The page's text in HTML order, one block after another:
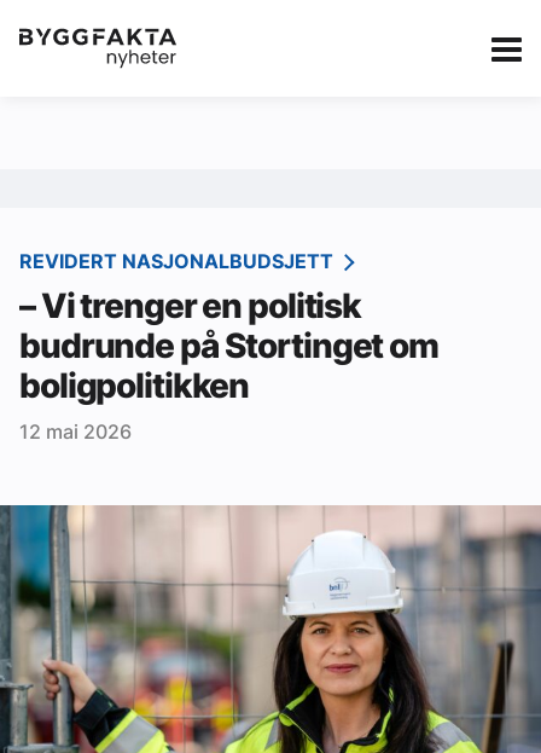
Kategorier Jobbmarkedet Annonsere i
Redaksjonen
Om Byggfakta
Annonsere
Abonnere
Tips oss
Ledige stillinger
eBlad
Aktivitetskalender
REVIDERT NASJONALBUDSJETT
– Vi trenger en politisk
budrunde på Stortinget om
boligpolitikken
12 mai 2026